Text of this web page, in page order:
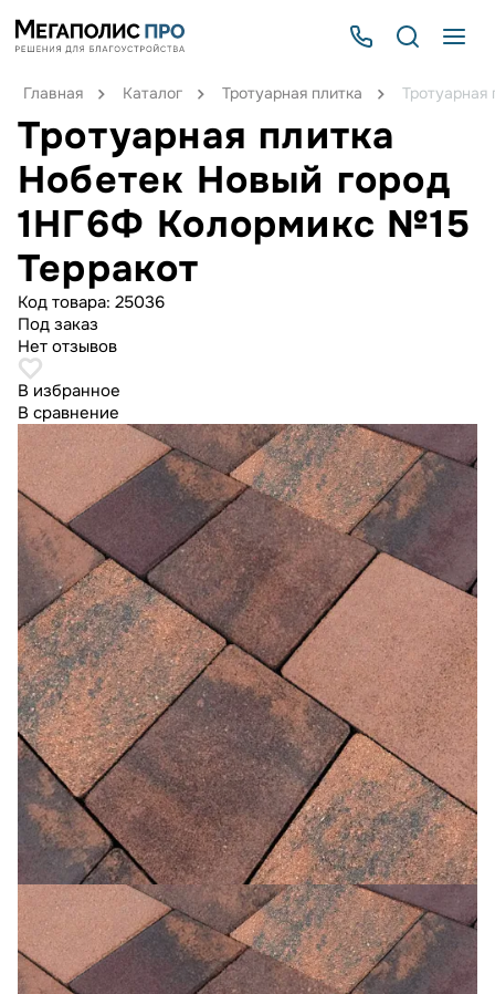
Главная Каталог Тротуарная плитка
Тротуарная плитка
Нобетек Новый город
1НГ6Ф Колормикс №15
Терракот
Код товара: 25036
Под заказ
Нет отзывов
В избранное
В сравнение